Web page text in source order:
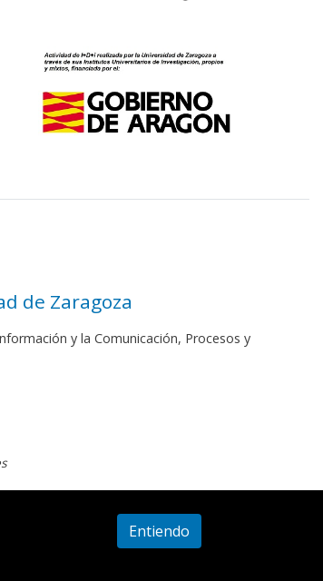
de Zaragoza
y la Comunicación, Procesos y
Entiendo